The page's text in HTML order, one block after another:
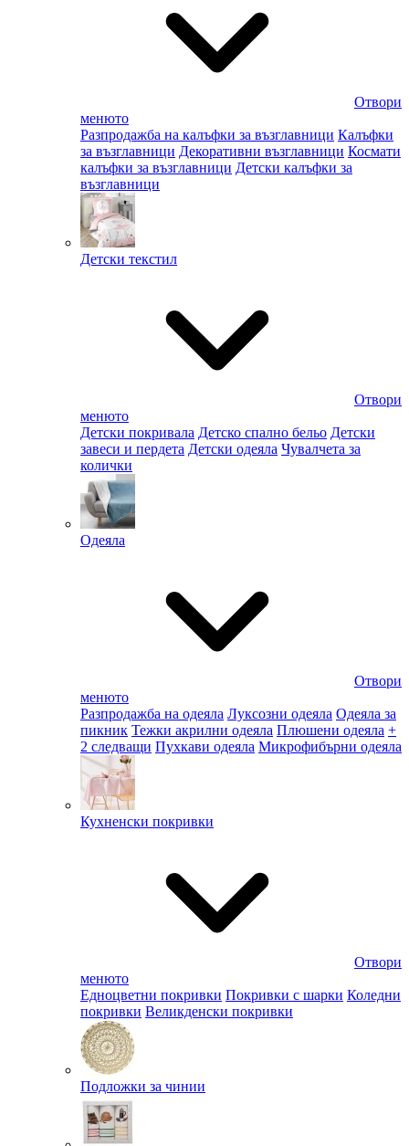
Отвори
менюто
Разпродажба на калъфки за възглавници Калъфки
за възглавници Декоративни възглавници Космати
калъфки за възглавници Детски калъфки за
възглавници
Детски текстил
Отвори
менюто
Детски покривала Детско спално бельо Детски
завеси и пердета Детски одеяла Чувалчета за
колички
Одеяла
Отвори
менюто
Разпродажба на одеяла Луксозни одеяла Одеяла за
пикник Тежки акрилни одеяла Плюшени одеяла +
2 следващи Пухкави одеяла Микрофибърни одеяла
Кухненски покривки
Отвори
менюто
Едноцветни покривки Покривки с шарки Коледни
покривки Великденски покривки
Подложки за чинии